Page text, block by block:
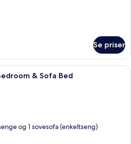
Se priser
Et hotelværelse med seng,
& Sofa Bed
og 1 sovesofa (enkeltseng)